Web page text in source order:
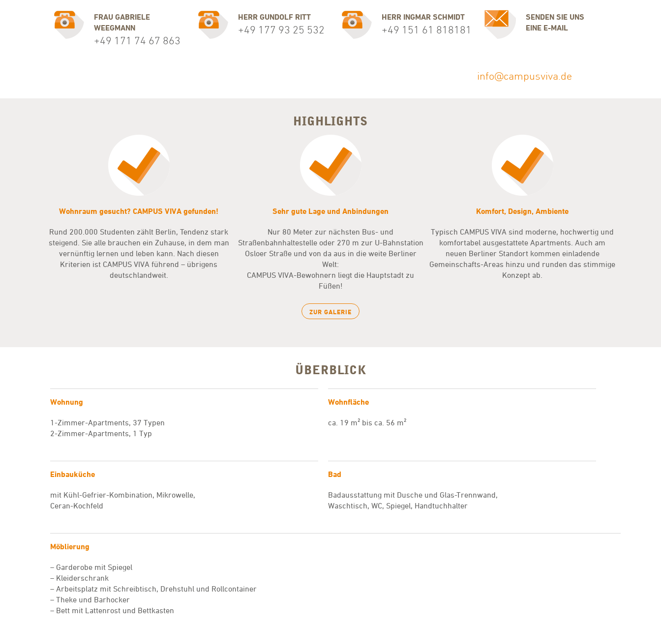
FRAU GABRIELE
WEEGMANN
+49 171 74 67 863
HERR GUNDOLF RITT
+49 177 93 25 532
HERR INGMAR SCHMIDT
+49 151 61 818181
SENDEN SIE UNS
​EINE E-MAIL
info@campusviva.de
HIGHLIGHTS
Wohnraum gesucht? CAMPUS VIVA gefunden!
Rund 200.000 Studenten zählt Berlin, Tendenz stark
steigend. Sie alle brauchen ein Zuhause, in dem man
vernünftig lernen und leben kann. Nach diesen
Kriterien ist CAMPUS VIVA führend – übrigens
deutschlandweit.
Sehr gute Lage und Anbindungen
Nur 80 Meter zur nächsten Bus- und
Straßenbahnhaltestelle oder 270 m zur U-Bahnstation
Osloer Straße und von da aus in die weite Berliner
Welt:
CAMPUS VIVA-Bewohnern liegt die Hauptstadt zu
Füßen!
Komfort, Design, Ambiente
Typisch CAMPUS VIVA sind moderne, hochwertig und
komfortabel ausgestattete Apartments. Auch am
neuen Berliner Standort kommen einladende
Gemeinschafts-Areas hinzu und runden das stimmige
Konzept ab.
ZUR GALERIE
ÜBERBLICK
Wohnung
1-Zimmer-Apartments, 37 Typen
2-Zimmer-Apartments, 1 Typ
Wohnfläche
ca. 19 m² bis ca. 56 m²
Einbauküche
mit Kühl-Gefrier-Kombination, Mikrowelle,
Ceran-Kochfeld
Bad
Badausstattung mit Dusche und Glas-Trennwand,
Waschtisch, WC, Spiegel, Handtuchhalter
Möblierung
– Garderobe mit Spiegel
– Kleiderschrank
– Arbeitsplatz mit Schreibtisch, Drehstuhl und Rollcontainer
– Theke und Barhocker
– Bett mit Lattenrost und Bettkasten